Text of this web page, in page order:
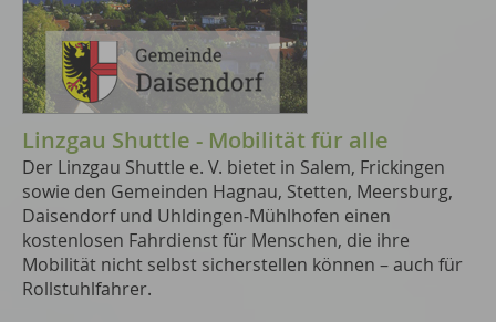
Linzgau Shuttle - Mobilität für alle
Der Linzgau Shuttle e. V. bietet in Salem, Frickingen
sowie den Gemeinden Hagnau, Stetten, Meersburg,
Daisendorf und Uhldingen-Mühlhofen einen
kostenlosen Fahrdienst für Menschen, die ihre
Mobilität nicht selbst sicherstellen können – auch für
Rollstuhlfahrer.